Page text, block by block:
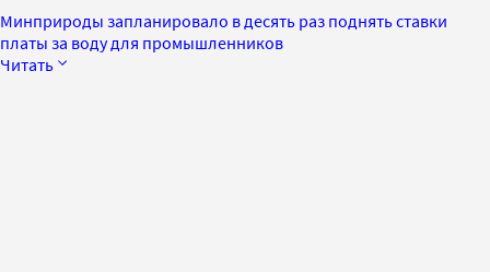
Минприроды запланировало в десять раз поднять ставки
платы за воду для промышленников
Читать